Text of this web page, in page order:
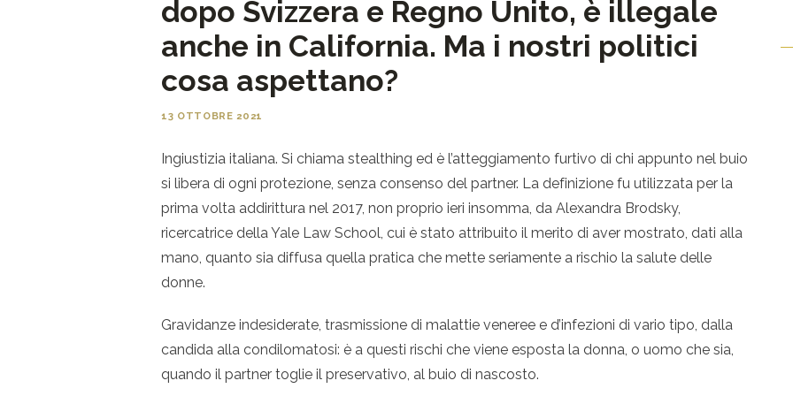
dopo Svizzera e Regno Unito, è illegale
anche in California. Ma i nostri politici
cosa aspettano?
13 OTTOBRE 2021
Ingiustizia italiana. Si chiama stealthing ed è l’atteggiamento furtivo di chi appunto nel buio
si libera di ogni protezione, senza consenso del partner. La definizione fu utilizzata per la
prima volta addirittura nel 2017, non proprio ieri insomma, da Alexandra Brodsky,
ricercatrice della Yale Law School, cui è stato attribuito il merito di aver mostrato, dati alla
mano, quanto sia diffusa quella pratica che mette seriamente a rischio la salute delle
donne.
Gravidanze indesiderate, trasmissione di malattie veneree e d’infezioni di vario tipo, dalla
candida alla condilomatosi: è a questi rischi che viene esposta la donna, o uomo che sia,
quando il partner toglie il preservativo, al buio di nascosto.